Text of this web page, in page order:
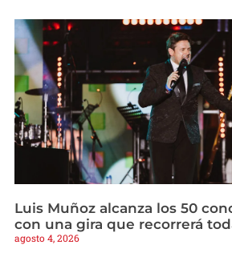
Luis Muñoz alcanza los 50
con una gira que recorrerá
agosto 4, 2026